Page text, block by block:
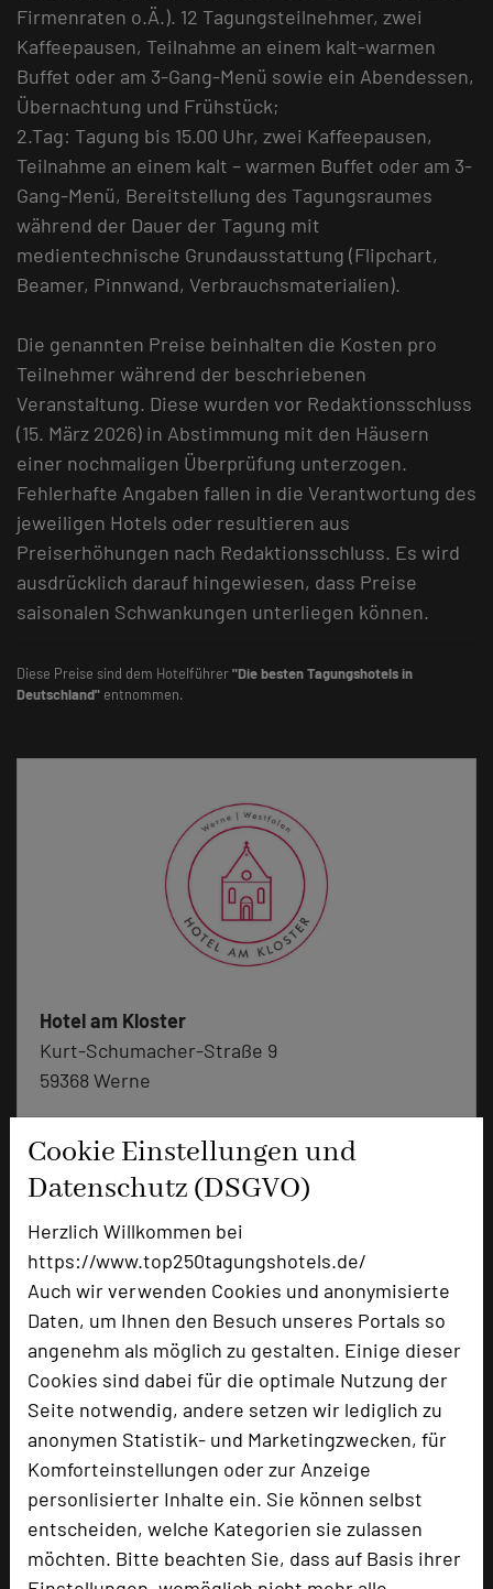
Cookie Einstellungen und
Datenschutz (DSGVO)
Herzlich Willkommen bei
https://www.top250tagungshotels.de/
Auch wir verwenden Cookies und anonymisierte
Daten, um Ihnen den Besuch unseres Portals so
angenehm als möglich zu gestalten. Einige dieser
Cookies sind dabei für die optimale Nutzung der
Seite notwendig, andere setzen wir lediglich zu
anonymen Statistik- und Marketingzwecken, für
Komforteinstellungen oder zur Anzeige
personlisierter Inhalte ein. Sie können selbst
entscheiden, welche Kategorien sie zulassen
möchten. Bitte beachten Sie, dass auf Basis ihrer
Firmenraten o.Ä.). 12 Tagungsteilnehmer, zwei
Kaffeepausen, Teilnahme an einem kalt-warmen
Buffet oder am 3-Gang-Menü sowie ein Abendessen,
Übernachtung und Frühstück;
2.Tag: Tagung bis 15.00 Uhr, zwei Kaffeepausen,
Teilnahme an einem kalt – warmen Buffet oder am 3-
Gang-Menü, Bereitstellung des Tagungsraumes
während der Dauer der Tagung mit
medientechnische Grundausstattung (Flipchart,
Beamer, Pinnwand, Verbrauchsmaterialien).
Die genannten Preise beinhalten die Kosten pro
Teilnehmer während der beschriebenen
Veranstaltung. Diese wurden vor Redaktionsschluss
(15. März 2026) in Abstimmung mit den Häusern
einer nochmaligen Überprüfung unterzogen.
Fehlerhafte Angaben fallen in die Verantwortung des
jeweiligen Hotels oder resultieren aus
Preiserhöhungen nach Redaktionsschluss. Es wird
ausdrücklich darauf hingewiesen, dass Preise
saisonalen Schwankungen unterliegen können.
Diese Preise sind dem Hotelführer"Die besten Tagungshotels in
Deutschland" entnommen.
Hotel am Kloster
Kurt-Schumacher-Straße 9
59368 Werne
phone +49 2389 526140
language Homepage
zur Tagungsanfrage hinzufügen add_circle
Hotel bewerten
Hoteldaten
Max. Tagungskapazität (Personen)
U-Form
Parlamentarisch
40
Reihenbestuhlung